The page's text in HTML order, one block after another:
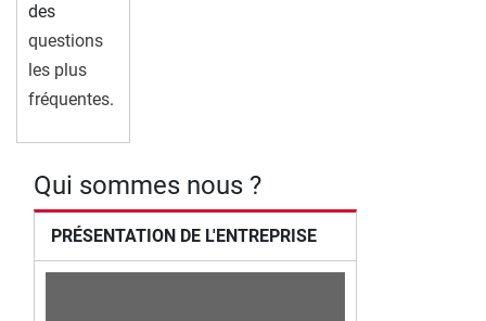
des
questions
les plus
fréquentes.
Qui sommes nous ?
PRÉSENTATION DE L'ENTREPRISE